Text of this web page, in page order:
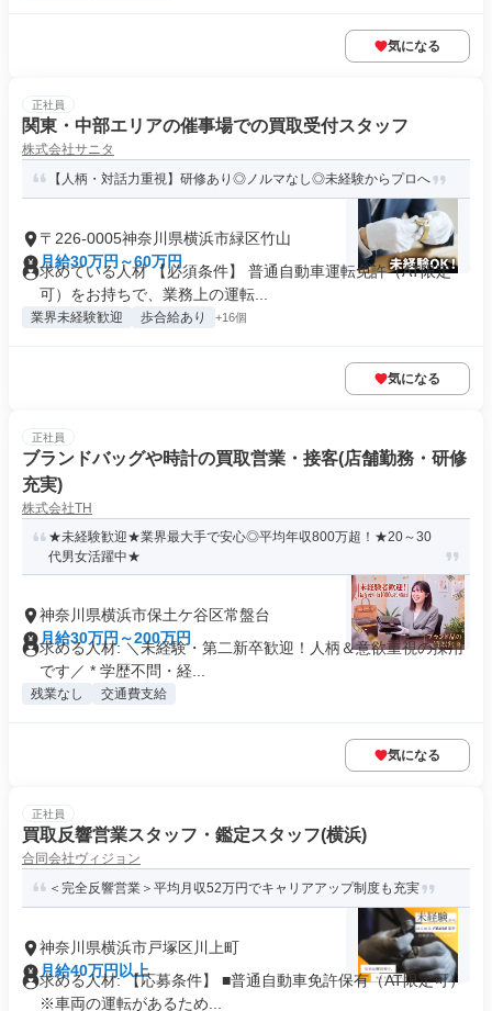
気になる
正社員
関東・中部エリアの催事場での買取受付スタッフ
株式会社サニタ
【人柄・対話力重視】研修あり◎ノルマなし◎未経験からプロへ
〒226-0005神奈川県横浜市緑区竹山
月給30万円～60万円
求めている人材 【必須条件】 普通自動車運転免許（AT限定
可）をお持ちで、業務上の運転...
業界未経験歓迎 歩合給あり +16個
気になる
正社員
ブランドバッグや時計の買取営業・接客(店舗勤務・研修
充実)
株式会社TH
★未経験歓迎★業界最大手で安心◎平均年収800万超！★20～30
代男女活躍中★
神奈川県横浜市保土ケ谷区常盤台
月給30万円～200万円
求める人材: ＼未経験・第二新卒歓迎！人柄＆意欲重視の採用
です／ * 学歴不問・経...
残業なし 交通費支給
気になる
正社員
買取反響営業スタッフ・鑑定スタッフ(横浜)
合同会社ヴィジョン
＜完全反響営業＞平均月収52万円でキャリアアップ制度も充実
神奈川県横浜市戸塚区川上町
月給40万円以上
求める人材: 【応募条件】 ■普通自動車免許保有（AT限定可）
※車両の運転があるため...